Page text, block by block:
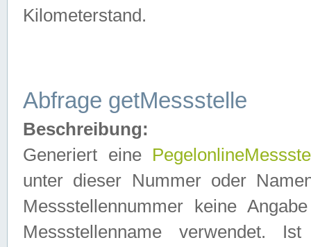
Kilometerstand.
Abfrage getMessstelle
Beschreibung:
Generiert eine
unter dieser Nummer oder
Messstellennummer keine
Messstellenname verwendet.